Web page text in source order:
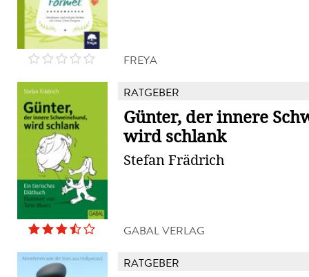
FREYA
RATGEBER
Günter, der innere
wird schlank
Stefan Frädrich
GABAL VERLAG
RATGEBER